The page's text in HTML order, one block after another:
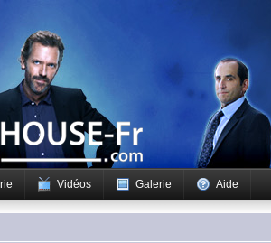
Vidéos Galerie Aide